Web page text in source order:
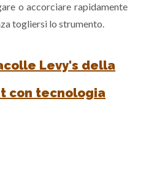
o accorciare rapidamente
togliersi lo strumento.
Levy's della
con tecnologia